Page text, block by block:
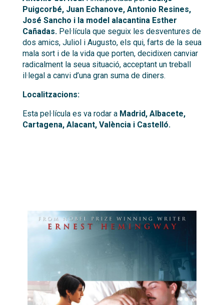
Puigcorbé, Juan Echanove, Antonio Resines,
José Sancho i la model alacantina Esther
Cañadas.Pel·lícula que seguix les desventures de
dos amics, Juliol i Augusto, els qui, farts de la seua
mala sort i de la vida que porten, decidixen canviar
radicalment la seua situació, acceptant un treball
il·legal a canvi d’una gran suma de diners.
Localitzacions:
Esta pel·lícula es va rodar aMadrid, Albacete,
Cartagena, Alacant, València i Castelló.